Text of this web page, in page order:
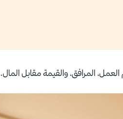
المرافق، والقيمة مقابل المال.